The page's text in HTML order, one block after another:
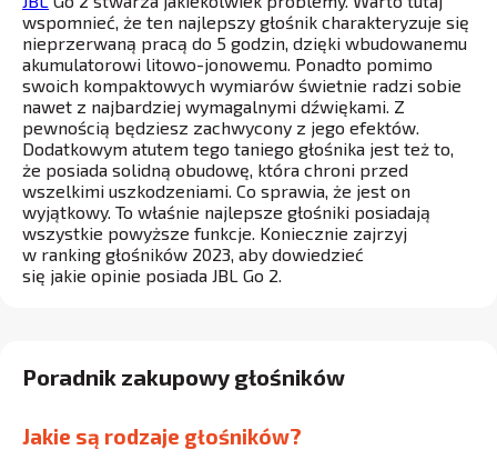
wspomnieć, że ten najlepszy głośnik charakteryzuje się
nieprzerwaną pracą do 5 godzin, dzięki wbudowanemu
akumulatorowi litowo-jonowemu. Ponadto pomimo
swoich kompaktowych wymiarów świetnie radzi sobie
nawet z najbardziej wymagalnymi dźwiękami. Z
pewnością będziesz zachwycony z jego efektów.
Dodatkowym atutem tego taniego głośnika jest też to,
że posiada solidną obudowę, która chroni przed
wszelkimi uszkodzeniami. Co sprawia, że jest on
wyjątkowy. To właśnie najlepsze głośniki posiadają
wszystkie powyższe funkcje. Koniecznie zajrzyj
w ranking głośników 2023, aby dowiedzieć
się jakie opinie posiada JBL Go 2.
Poradnik zakupowy głośników
Jakie są rodzaje głośników?